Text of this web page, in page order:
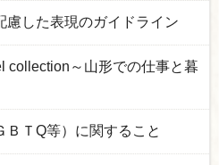
慮した表現のガイドライン
collection～山形での仕事と暮
ＴQ等）に関すること